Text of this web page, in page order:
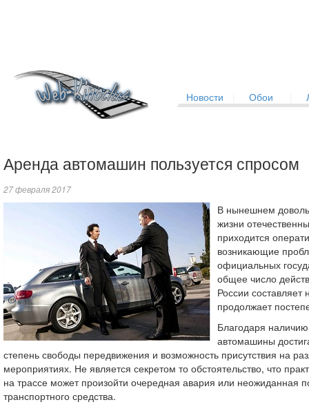
Новости Обои
Аренда автомашин пользуется спросом
27 февраля 2017
В нынешнем
жизни
приходится
возникающие
официальных
общее число
России составляет
продолжает
Благодаря
автомашины
степень свободы передвижения и возможность присутствия на
мероприятиях. Не является секретом то обстоятельство, что
на трассе может произойти очередная авария или неожиданная
транспортного средства.